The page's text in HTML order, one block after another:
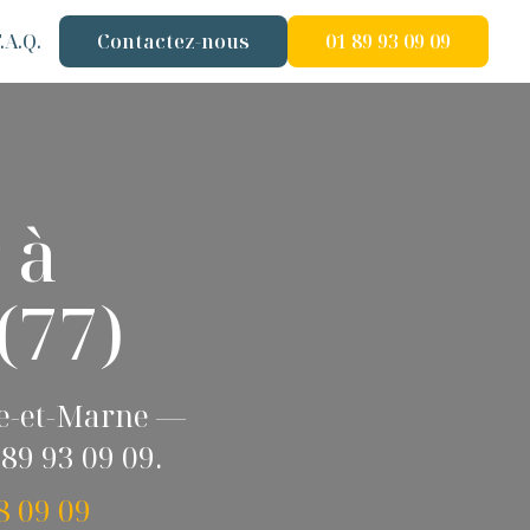
Contactez-nous 01 89 93 09 09
et-Marne —
93 09 09.
09 09